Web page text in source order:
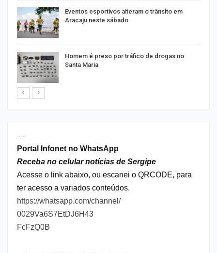
Eventos esportivos alteram o trânsito em
Aracaju neste sábado
Homem é preso por tráfico de drogas no
Santa Maria
----
Portal Infonet no WhatsApp
Receba no celular notícias de Sergipe
Acesse o link abaixo, ou escanei o QRCODE, para
ter acesso a variados conteúdos.
https://whatsapp.com/channel/
0029Va6S7EtDJ6H43
FcFzQ0B